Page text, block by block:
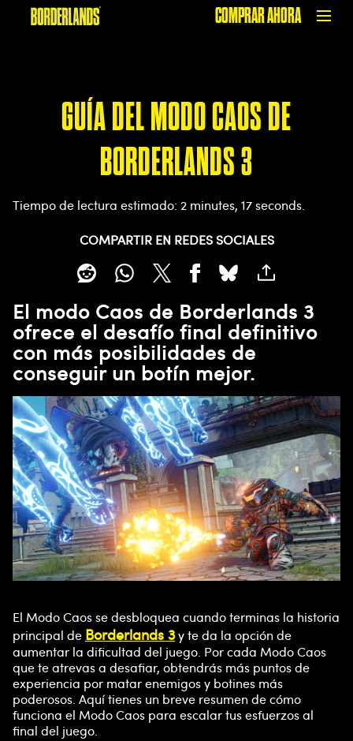
COMPRAR AHORA
GUÍA DEL MODO CAOS DE
BORDERLANDS 3
Tiempo de lectura estimado 2 minutes, 17 seconds
COMPARTIR EN REDES SOCIALES
El modo Caos de Borderlands 3
ofrece el desafío final definitivo
con más posibilidades de
conseguir un botín mejor.
El Modo Caos se desbloquea cuando terminas la historia
principal de Borderlands 3y te da la opción de
aumentar la dificultad del juego. Por cada Modo Caos
que te atrevas a desafiar, obtendrás más puntos de
experiencia por matar enemigos y botines más
poderosos. Aquí tienes un breve resumen de cómo
funciona el Modo Caos para escalar tus esfuerzos al
final del juego.